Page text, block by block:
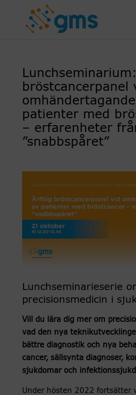
bröstcancerpanel
patienter med
– erfarenheter
”snabbspåret”
Lunchseminarieserie
precisionsmedicin i
Vill du lära dig mer om
vad den nya
bättre diagnostik och nya
cancer, sällsynta diagnoser,
sjukdomar och
Under hösten 2022 fortsätter